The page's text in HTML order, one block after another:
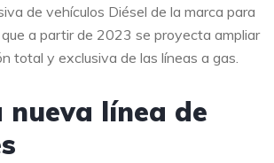
de vehículos Diésel de la marca para
a partir de 2023 se proyecta ampliar
total y exclusiva de las líneas a gas.
nueva línea de